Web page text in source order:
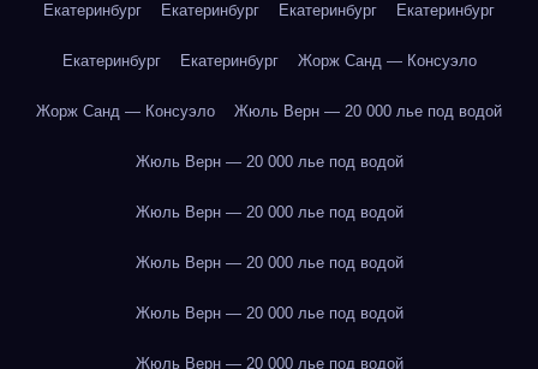
Екатеринбург Екатеринбург Екатеринбург Екатеринбург
Екатеринбург Екатеринбург Жорж Санд — Консуэло
Жорж Санд — Консуэло Жюль Верн — 20 000 лье под водой
Жюль Верн — 20 000 лье под водой
Жюль Верн — 20 000 лье под водой
Жюль Верн — 20 000 лье под водой
Жюль Верн — 20 000 лье под водой
Жюль Верн — 20 000 лье под водой